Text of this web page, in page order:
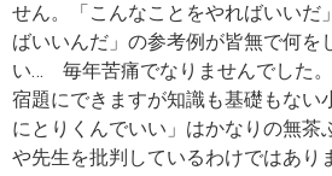
せん。「こんなことをやればいいだ
ばいいんだ」の参考例が皆無で何を
い… 毎年苦痛でなりませんでした
宿題にできますが知識も基礎もない
にとりくんでいい」はかなりの無茶
や先生を批判しているわけではあ